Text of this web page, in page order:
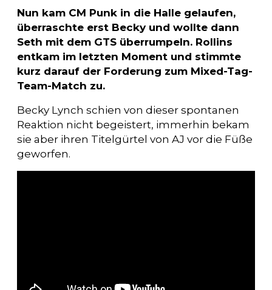
Nun kam CM Punk in die Halle gelaufen,
überraschte erst Becky und wollte dann
Seth mit dem GTS überrumpeln. Rollins
entkam im letzten Moment und stimmte
kurz darauf der Forderung zum Mixed-Tag-
Team-Match zu.
Becky Lynch schien von dieser spontanen
Reaktion nicht begeistert, immerhin bekam
sie aber ihren Titelgürtel von AJ vor die Füße
geworfen.